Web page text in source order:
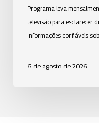
Programa leva
televisão para esclarecer
informações confiáveis
6 de agosto de 2026